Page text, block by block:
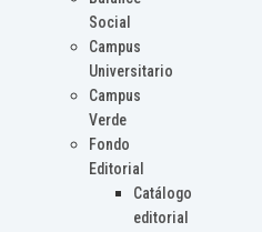
Social
Campus
Universitario
Campus
Verde
Fondo
Editorial
Catálogo
editorial